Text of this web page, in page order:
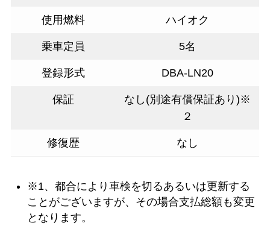
使用燃料 ハイオク
乗車定員 5名
登録形式 DBA-LN20
保証
なし(別途有償保証あり)※
２
修復歴 なし
※1、都合により車検を切るあるいは更新する
ことがございますが、その場合支払総額も変更
となります。